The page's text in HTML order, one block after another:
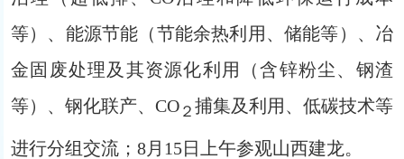
等）、能源节能（节能余热利用、储能等）、冶
金固废处理及其资源化利用（含锌粉尘、钢渣
等）、钢化联产、CO ２ 捕集及利用、低碳技术等
进行分组交流；8月15日上午参观山西建龙。